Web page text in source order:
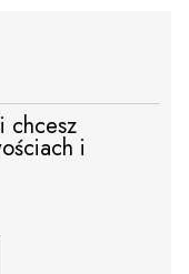
chcesz
i